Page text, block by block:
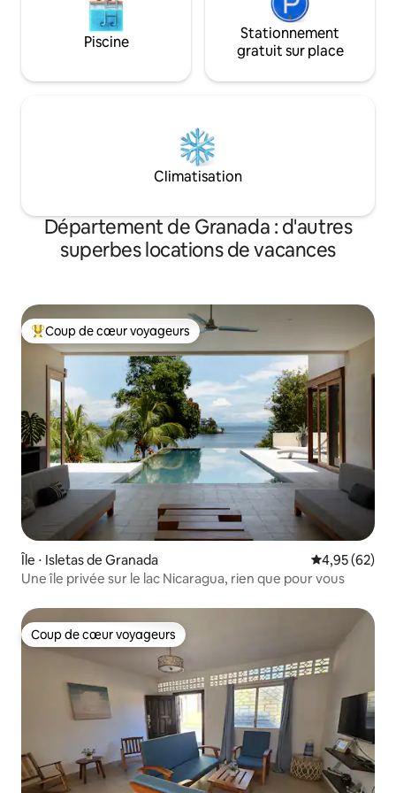
Piscine
Stationnement
gratuit sur place
Climatisation
Département de Granada : d'autres
superbes locations de vacances
Coups de cœur voyageurs les plus appréciés
Coup de cœur voyageurs
Île ⋅ Isletas de Granada Évaluation
4,95 (62)
Une île privée sur le lac Nicaragua, rien que pour vous
Coup de cœur voyageurs
Coup de cœur voyageurs